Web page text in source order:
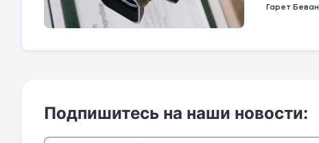
Гарет Беван
Подпишитесь на наши новости: